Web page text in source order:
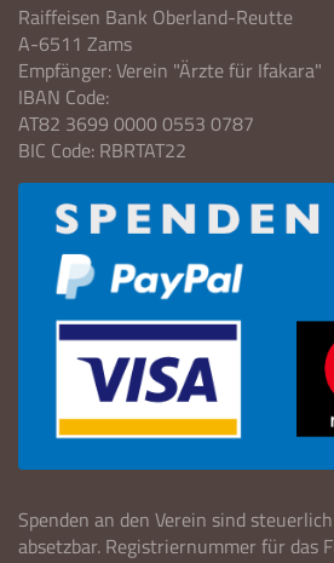
Raiffeisen Bank Oberland-Reutte
A-6511 Zams
Empfänger: Verein "Ärzte für Ifakara"
IBAN Code:
AT82 3699 0000 0553 0787
BIC Code: RBRTAT22
Spenden an den Verein sind steuerlich
absetzbar. Registriernummer für das